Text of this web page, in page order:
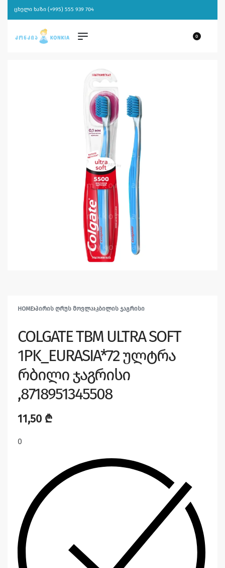
ცხელი ხაზი (+995) 555 939 704
0
HOME›ᲞᲘᲠᲘᲡ ᲦᲠᲣᲡ ᲛᲝᲕᲚᲐ›ᲙᲑᲘᲚᲘᲡ ᲯᲐᲒᲠᲘᲡᲘ
COLGATE TBM ULTRA SOFT
1PK_EURASIA*72 ულტრა
რბილი ჯაგრისი
,8718951345508
11,50 ₾
0